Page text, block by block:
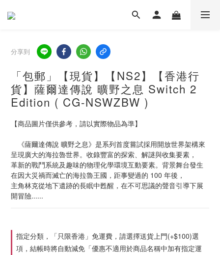
分享到
「包郵」【現貨】【NS2】【香港行
貨】薩爾達傳說 曠野之息 Switch 2
Edition ( CG-NSWZBW )
【商品圖片僅供參考，請以實際物品為準】
《薩爾達傳說 曠野之息》是系列首度嘗試採用開放世界架構來
呈現廣大的海拉魯世界。收錄豐富的探索、解謎與收集要素，
革新的戰鬥系統及趣味的物理化學環境互動要素。背景舞台發生
在因大災禍而滅亡的海拉魯王國，距事變過的 100 年後，
主角林克從地下遺跡的長眠中甦醒，在不可思議的聲音引導下展
開冒險......
指定分類，「只限香港」免運費，請選擇送貨上門(+$100)選
項，結帳時將自動減免「優惠不適用於商品名稱中加有指定運